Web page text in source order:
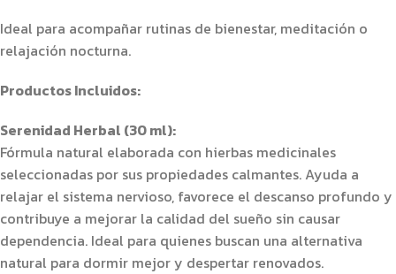
Ideal para acompañar rutinas de bienestar, meditación o
relajación nocturna.
Productos Incluidos:
Serenidad Herbal (30 ml):
Fórmula natural elaborada con hierbas medicinales
seleccionadas por sus propiedades calmantes. Ayuda a
relajar el sistema nervioso, favorece el descanso profundo y
contribuye a mejorar la calidad del sueño sin causar
dependencia. Ideal para quienes buscan una alternativa
natural para dormir mejor y despertar renovados.